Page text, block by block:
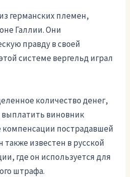
германских племен,
Галлии. Они
правду в своей
системе вергельд играл
количество денег,
виновник
компенсации пострадавшей
известен в русской
где он используется для
штрафа.